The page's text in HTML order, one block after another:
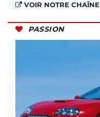
VOIR NOTRE CHAÎNE
PASSION